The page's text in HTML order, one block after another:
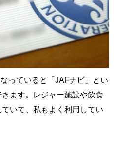
っていると「JAFナビ」とい
ます。レジャー施設や飲食
いて、私もよく利用してい